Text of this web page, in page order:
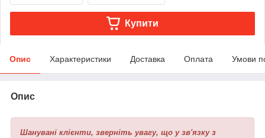
Купити
Опис Характеристики Доставка Оплата Умови
Опис
Шанувані клієнти, зверніть увагу, що у зв'язку з